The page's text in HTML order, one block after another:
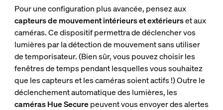
Pour une configuration plus avancée, pensez aux
capteurs de mouvement intérieurs et extérieurset aux
caméras. Ce dispositif permettra de déclencher vos
lumières par la détection de mouvement sans utiliser
de temporisateur. (Bien sûr, vous pouvez choisir les
fenêtres de temps pendant lesquelles vous souhaitez
que les capteurs et les caméras soient actifs !) Outre le
déclenchement automatique des lumières, les
caméras Hue Securepeuvent vous envoyer des alertes